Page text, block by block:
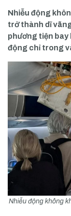
Nhiễu động
trở thành dĩ
phương tiện bay
động chỉ trong
Nhiễu động không